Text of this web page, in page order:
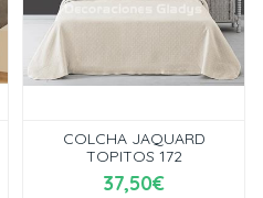
COLCHA JAQUARD
TOPITOS 172
37,50€